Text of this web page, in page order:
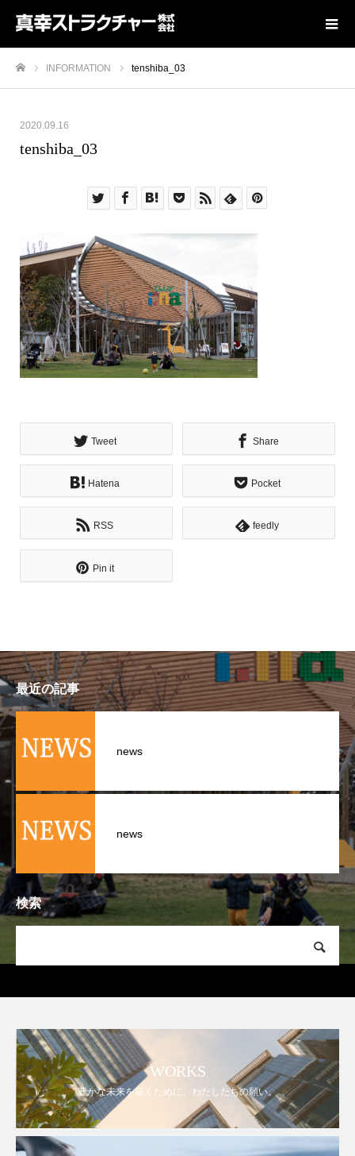
INFORMATION tenshiba_03
2020.09.16
tenshiba_03
Tweet Share
Hatena Pocket
RSS feedly
Pin it
最近の記事
news
news
検索
WORKS
豊かな未来を築くために。わたしたちの願い。